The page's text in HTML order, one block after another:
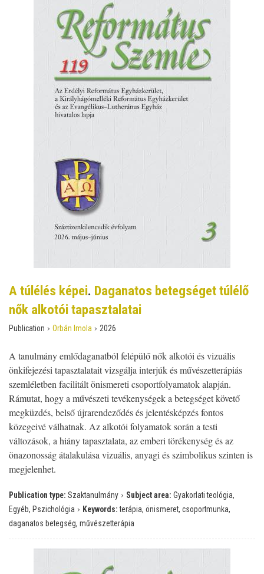
A túlélés képei. Daganatos betegséget túlélő
nők alkotói tapasztalatai
Publication › Orbán Imola › 2026
A tanulmány emlődaganatból felépülő nők alkotói és vizuális
önkifejezési tapasztalatait vizsgálja interjúk és művészetterápiás
szemléletben facilitált önismereti csoportfolyamatok alapján.
Rámutat, hogy a művészeti tevékenységek a betegséget követő
megküzdés, belső újrarendeződés és jelentésképzés fontos
közegeivé válhatnak. Az alkotói folyamatok során a testi
változások, a hiány tapasztalata, az emberi törékenység és az
önazonosság átalakulása vizuális, anyagi és szimbolikus szinten is
megjelenhet.
Publication type: Szaktanulmány › Subject area: Gyakorlati teológia,
Egyéb, Pszichológia › Keywords:terápia, önismeret, csoportmunka,
daganatos betegség, művészetterápia